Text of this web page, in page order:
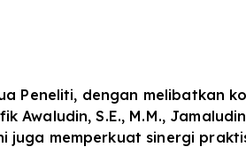
Peneliti, dengan melibatkan
Awaludin, S.E., M.M.,
juga memperkuat sinergi